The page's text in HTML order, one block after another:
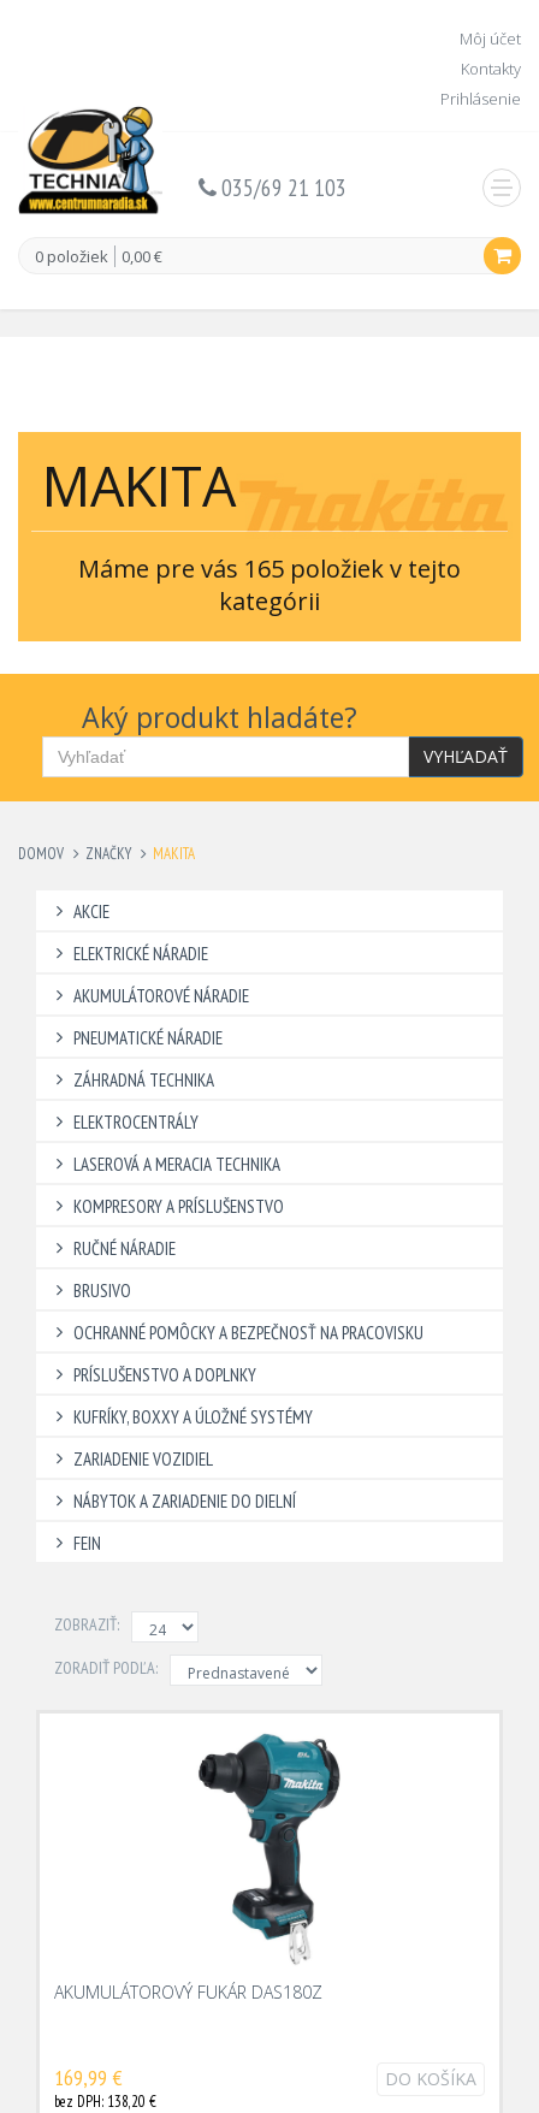
Môj účet
Kontakty
Prihlásenie
0 položiek 0,00 €
035/69 21 103
MAKITA
Máme pre vás 165 položiek v tejto
kategórii
Aký produkt hladáte?
VYHĽADAŤ
DOMOV ZNAČKY MAKITA
AKCIE
ELEKTRICKÉ NÁRADIE
AKUMULÁTOROVÉ NÁRADIE
PNEUMATICKÉ NÁRADIE
ZÁHRADNÁ TECHNIKA
ELEKTROCENTRÁLY
LASEROVÁ A MERACIA TECHNIKA
KOMPRESORY A PRÍSLUŠENSTVO
RUČNÉ NÁRADIE
BRUSIVO
OCHRANNÉ POMÔCKY A BEZPEČNOSŤ NA PRACOVISKU
PRÍSLUŠENSTVO A DOPLNKY
KUFRÍKY, BOXXY A ÚLOŽNÉ SYSTÉMY
ZARIADENIE VOZIDIEL
NÁBYTOK A ZARIADENIE DO DIELNÍ
FEIN
ZOBRAZIŤ:
ZORADIŤ PODĽA:
AKUMULÁTOROVÝ FUKÁR DAS180Z
169,99 €
bez DPH: 138,20 €
DO KOŠÍKA